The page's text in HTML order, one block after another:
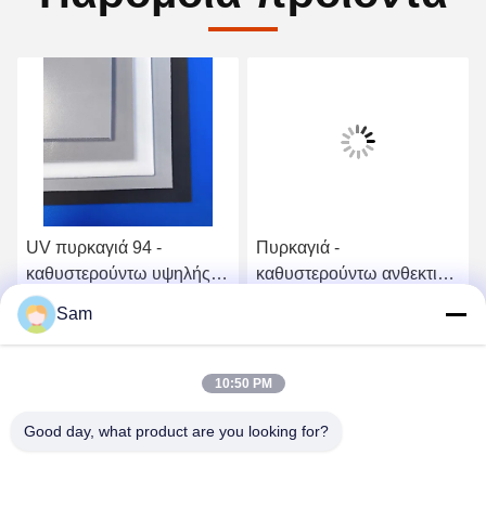
UV πυρκαγιά 94 -
καθυστερούντω υψηλής
θερμοκρασίας λαστιχένιες
λουρίδες φύλλων
σιλικόνης λαστιχένιες
Βρείτε την καλύτερη τιμή
Πυρκαγιά -
καθυστερούντω ανθεκτικό
λουρίδων υγρό
Sam
10:50 PM
Good day, what product are you looking for?